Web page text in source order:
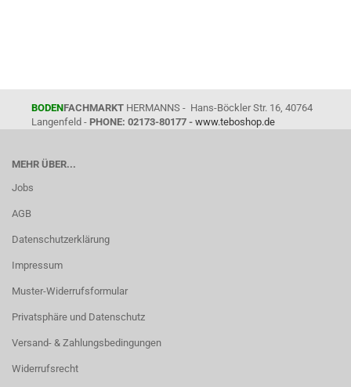
BODENFACHMARKT HERMANNS - Hans-Böckler Str. 16, 40764
Langenfeld - PHONE: 02173-80177 - www.teboshop.de
MEHR ÜBER...
Jobs
AGB
Datenschutzerklärung
Impressum
Muster-Widerrufsformular
Privatsphäre und Datenschutz
Versand- & Zahlungsbedingungen
Widerrufsrecht